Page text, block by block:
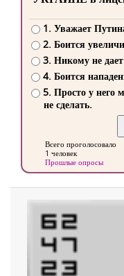
1. Уважает
2. Боится
3. Никому не
4. Боится
5. Просто у него
не сделать.
Всего проголосовало
1 человек
Прошлые опросы